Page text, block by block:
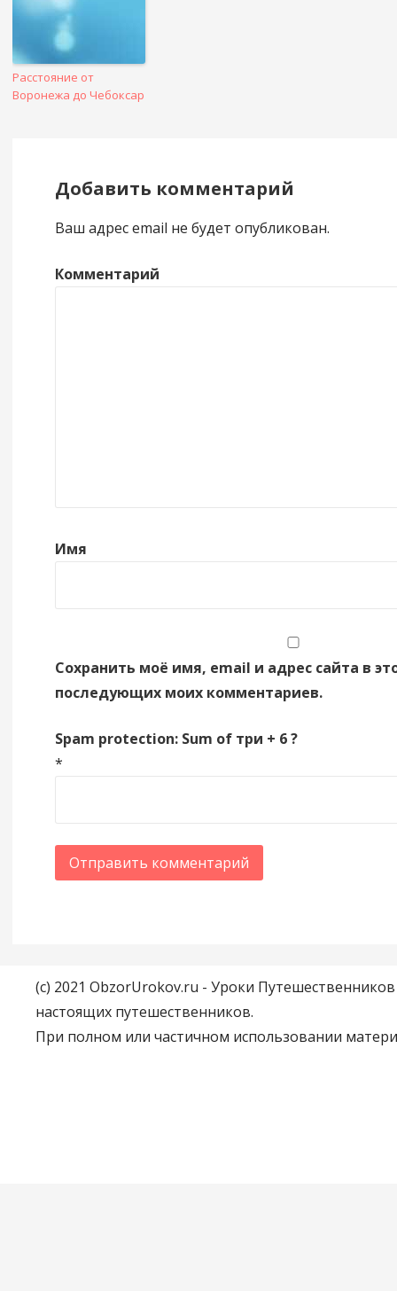
Расстояние от
Воронежа до Чебоксар
Добавить комментарий
Ваш адрес email не будет опубликован.
Комментарий
Имя
Сохранить моё имя, email и адрес сайта в
последующих моих комментариев.
Spam protection: Sum of три + 6 ?
*
(c) 2021 ObzorUrokov.ru - Уроки
настоящих путешественников.
При полном или частичном использовании